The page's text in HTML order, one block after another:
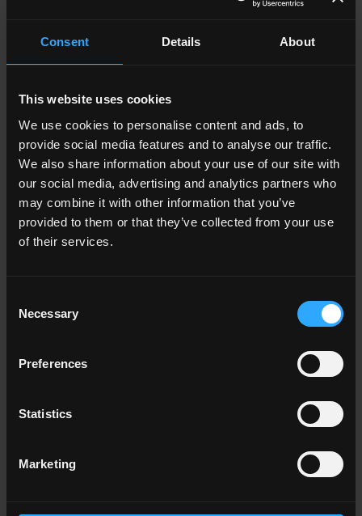
Consent Details About
This website uses cookies
We use cookies to personalise content and ads, to
provide social media features and to analyse our traffic.
We also share information about your use of our site with
our social media, advertising and analytics partners who
may combine it with other information that you’ve
provided to them or that they’ve collected from your use
of their services.
Selection
Necessary
Preferences
Statistics
Marketing
Indoor
Ambiente
Dining
Living